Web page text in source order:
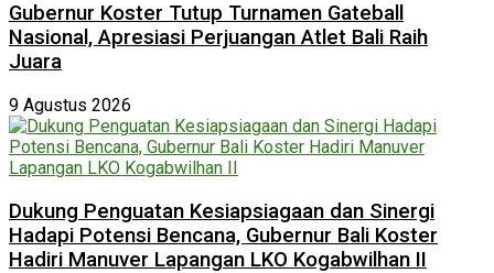
Gubernur Koster Tutup Turnamen Gateball
Nasional, Apresiasi Perjuangan Atlet Bali Raih
Juara
9 Agustus 2026
Dukung Penguatan Kesiapsiagaan dan Sinergi
Hadapi Potensi Bencana, Gubernur Bali Koster
Hadiri Manuver Lapangan LKO Kogabwilhan II